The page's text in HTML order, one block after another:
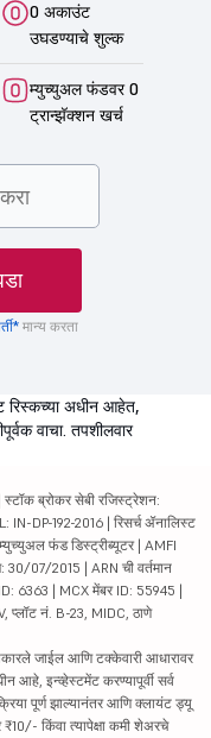
0 अकाउंट
उघडण्याचे शुल्क
म्युच्युअल फंडवर 0
ट्रान्झॅक्शन खर्च
मान्य करता
रिस्कच्या अधीन आहेत,
वाचा. तपशीलवार
ब्रोकर सेबी रजिस्ट्रेशन:
IN-DP-192-2016 | रिसर्च ॲनालिस्ट
फंड डिस्ट्रीब्यूटर | AMFI
30/07/2015 | ARN ची वर्तमान
6363 | MCX मेंबर ID: 55945 |
प्लॉट नं. B-23, MIDC, ठाणे
जाईल आणि टक्केवारी आधारावर
आहे, इन्व्हेस्टमेंट करण्यापूर्वी सर्व
पूर्ण झाल्यानंतर आणि क्लायंट ड्यू
किंवा त्यापेक्षा कमी शेअरचे